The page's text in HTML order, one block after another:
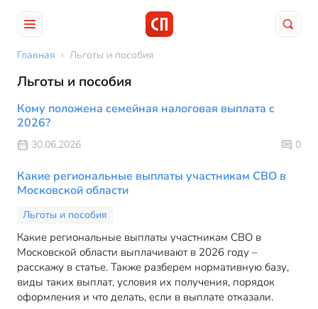
Главная › Льготы и пособия
Льготы и пособия
Кому положена семейная налоговая выплата с
2026?
30.06.2026 0
Какие региональные выплаты участникам СВО в
Московской области
Льготы и пособия
Какие региональные выплаты участникам СВО в
Московской области выплачивают в 2026 году –
расскажу в статье. Также разберем нормативную базу,
виды таких выплат, условия их получения, порядок
оформления и что делать, если в выплате отказали.